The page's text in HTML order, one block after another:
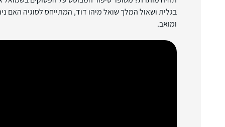
בגלית ושאול המלך שואל מיהו דוד, המתייחס לסוגיה האם
ומואב.